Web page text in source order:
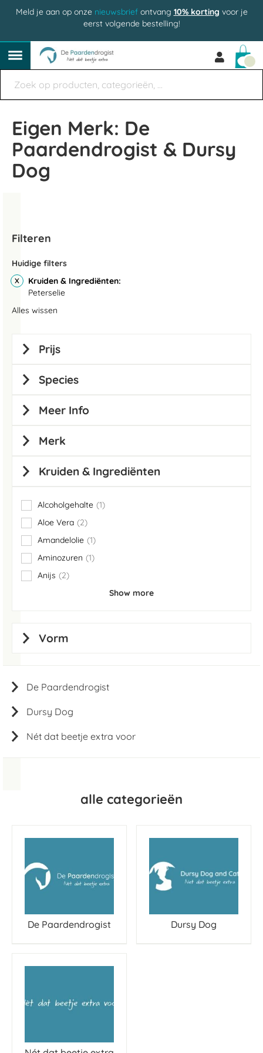
Meld je aan op onze nieuwsbriefontvang 10% korting voor je
eerst volgende bestelling!
Eigen Merk: De
Paardendrogist & Dursy
Dog
alle categorieën
De Paardendrogist Dursy Dog
De Paardendrogist
Dursy Dog
Nét dat beetje extra voor
Filteren
Huidige filters
Kruiden & Ingrediënten
Peterselie
Alles wissen
Prijs
Species
Meer Info
Merk
Kruiden & Ingrediënten
Alcoholgehalte 1
item
Aloe Vera
2
items
Amandelolie 1
item
Aminozuren
1
item
Anijs
2
items
Show more
Vorm